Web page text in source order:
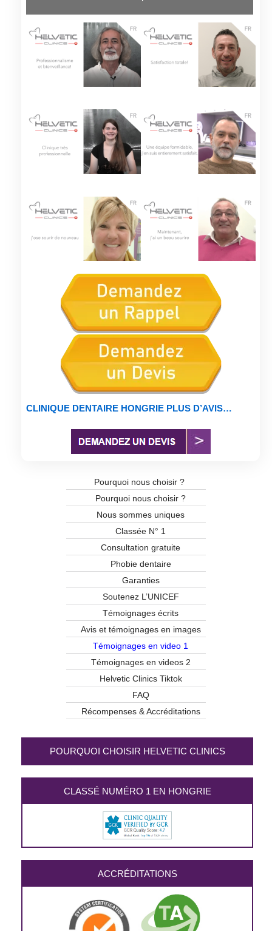
CLINIQUE DENTAIRE HONGRIE PLUS D’AVIS…
Pourquoi nous choisir ?
Pourquoi nous choisir ?
Nous sommes uniques
Classée N° 1
Consultation gratuite
Phobie dentaire
Garanties
Soutenez L’UNICEF
Témoignages écrits
Avis et témoignages en images
Témoignages en video 1
Témoignages en videos 2
Helvetic Clinics Tiktok
FAQ
Récompenses & Accréditations
POURQUOI CHOISIR HELVETIC CLINICS
CLASSÉ NUMÉRO 1 EN HONGRIE
ACCRÉDITATIONS